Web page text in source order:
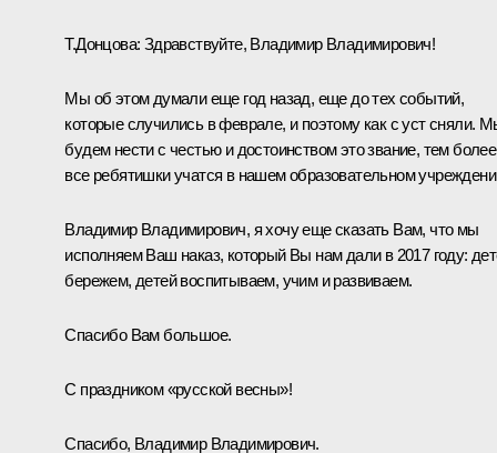
Т.Донцова: Здравствуйте, Владимир Владимирович!
Мы об этом думали еще год назад, еще до тех событий,
которые случились в феврале, и поэтому как с уст сняли.
будем нести с честью и достоинством это звание, тем более
все ребятишки учатся в нашем образовательном
Владимир Владимирович, я хочу еще сказать Вам, что мы
исполняем Ваш наказ, который Вы нам дали в 2017 году:
бережем, детей воспитываем, учим и развиваем.
Спасибо Вам большое.
С праздником «русской весны»!
Спасибо, Владимир Владимирович.